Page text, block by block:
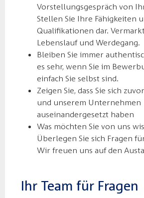
Vorstellungsgespräch von
Stellen Sie Ihre Fähigkeiten
Qualifikationen dar.
Lebenslauf und Werdegang.
Bleiben Sie immer
es sehr, wenn Sie im
einfach Sie selbst sind.
Zeigen Sie, dass Sie sich
und unserem Unternehmen
auseinandergesetzt haben
Was möchten Sie von uns
Überlegen Sie sich Fragen
Wir freuen uns auf den
Ihr Team für Fragen